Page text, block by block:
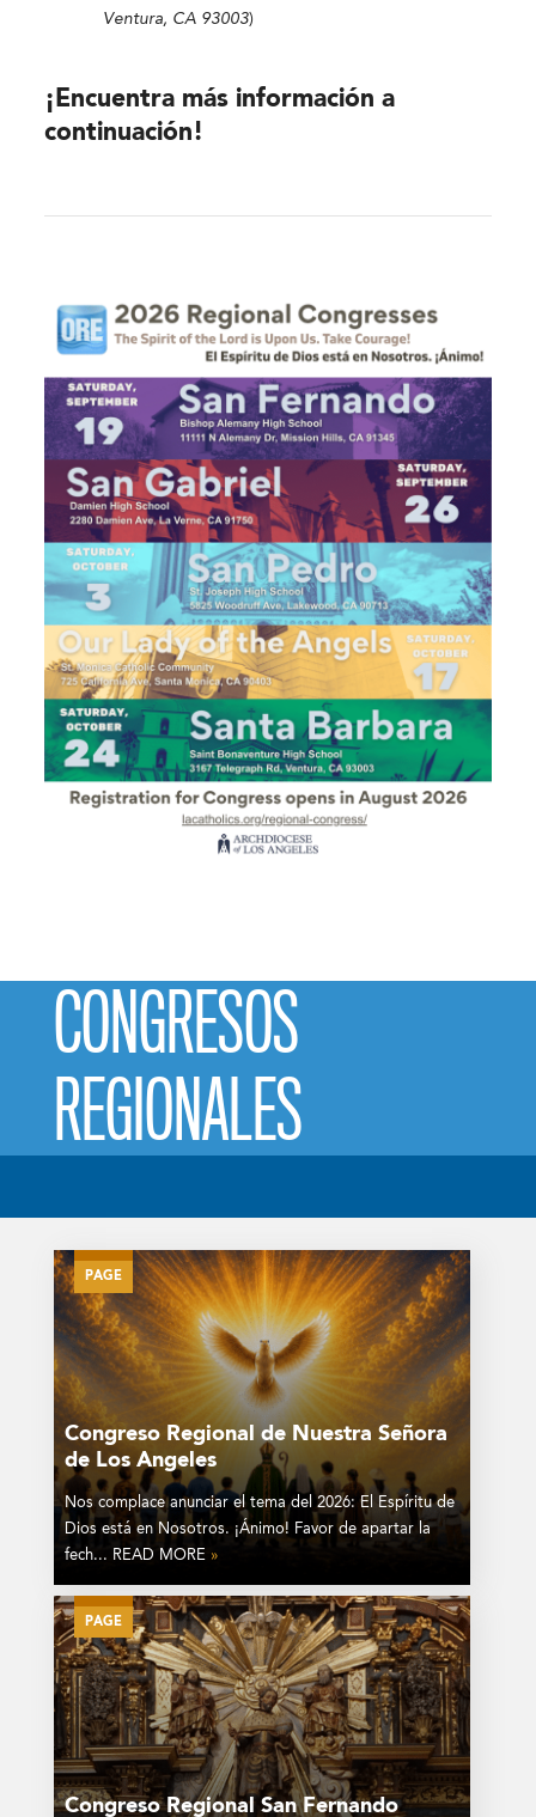
Ventura, CA 93003)
¡Encuentra más información a
continuación!
CONGRESOS
REGIONALES
PAGE
Congreso Regional de Nuestra Señora
de Los Angeles
Nos complace anunciar el tema del 2026: El Espíritu de
Dios está en Nosotros. ¡Ánimo! Favor de apartar la
fech... READ MORE »
PAGE
Congreso Regional San Fernando